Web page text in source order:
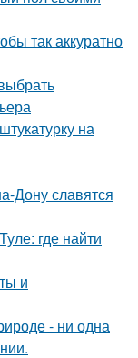
так аккуратно
на
Дону славятся
где найти
и
- ни одна